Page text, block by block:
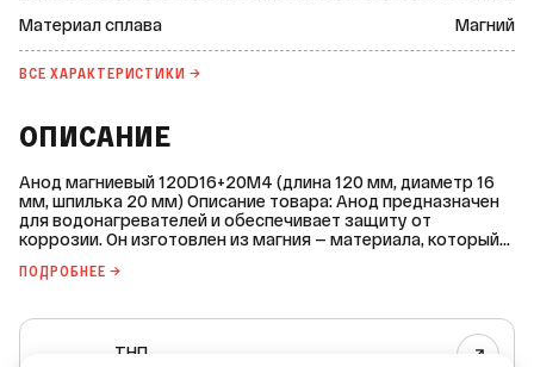
Материал сплава Магний
ВСЕ ХАРАКТЕРИСТИКИ →
ОПИСАНИЕ
Анод магниевый 120D16+20M4 (длина 120 мм, диаметр 16
мм, шпилька 20 мм) Описание товара: Анод предназначен
для водонагревателей и обеспечивает защиту от
коррозии. Он изготовлен из магния — материала, который
предотвращая повреждение бака бойлера.
указана. * Тип: анод. * Область применения: для
водонагревателей. * Материал сплава: магний. * Диаметр
сплава: 16 мм. * Длина сплава: 120 мм. * Длина шпильки с
ПОДРОБНЕЕ →
ТНП